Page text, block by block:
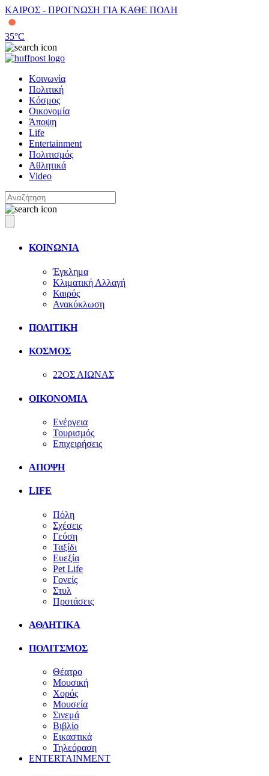
ΚΑΙΡΟΣ - ΠΡΟΓΝΩΣΗ ΓΙΑ ΚΑΘΕ ΠΟΛΗ
35°C
Κοινωνία
Πολιτική
Κόσμος
Οικονομία
Άποψη
Life
Entertainment
Πολιτισμός
Αθλητικά
Video
ΚΟΙΝΩΝΙΑ
Έγκλημα
Κλιματική Αλλαγή
Καιρός
Ανακύκλωση
ΠΟΛΙΤΙΚΗ
ΚΟΣΜΟΣ
22ΟΣ ΑΙΩΝΑΣ
ΟΙΚΟΝΟΜΙΑ
Ενέργεια
Τουρισμός
Επιχειρήσεις
ΑΠΟΨΗ
LIFE
Πόλη
Σχέσεις
Γεύση
Ταξίδι
Ευεξία
Pet Life
Γονείς
Στυλ
Προτάσεις
ΑΘΛΗΤΙΚΑ
ΠΟΛΙΤΣΜΟΣ
Θέατρο
Μουσική
Χορός
Μουσεία
Σινεμά
Βιβλίο
Εικαστικά
Τηλεόραση
ENTERTAINMENT